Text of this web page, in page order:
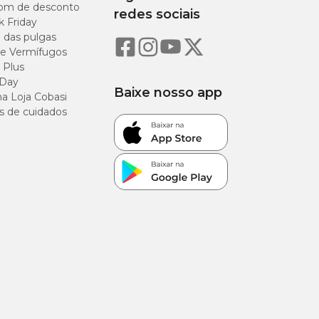
(0,10%),
A,
vitamina D3,
análoga,
de desconto
Friday
das pulgas
Vermífugos
Plus
Loja Cobasi
de cuidados
redes sociais
Baixe nosso app